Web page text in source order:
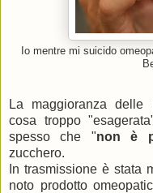
Io mentre mi suicido
La maggioranza delle
cosa troppo
spesso che "non è
zucchero.
In trasmissione è stata
noto prodotto